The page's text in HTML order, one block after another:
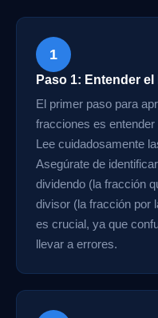
1
Paso 1: Entender
El primer paso para
fracciones es
Lee cuidadosamente
Asegúrate de
dividendo (la fracción
divisor (la fracción por
es crucial, ya que
llevar a errores.